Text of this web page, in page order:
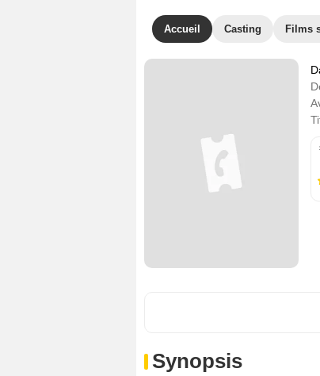
Accueil Casting Films
Synopsis